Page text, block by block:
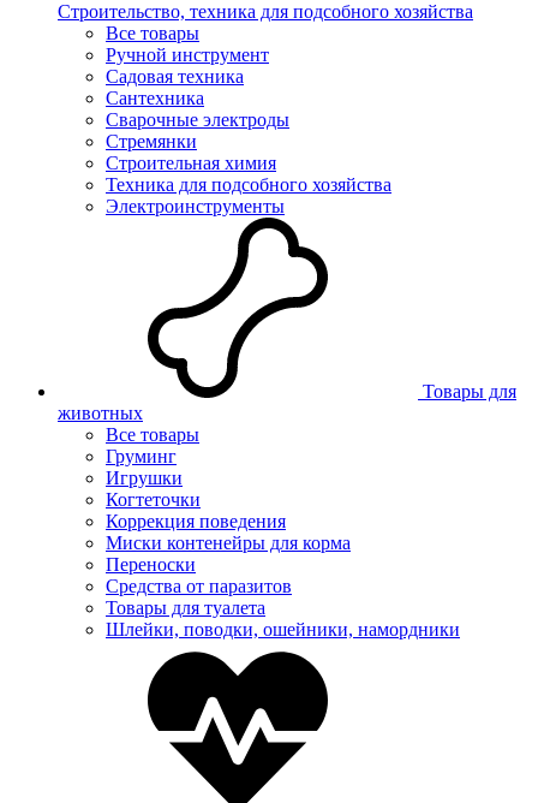
Строительство, техника для подсобного хозяйства
Все товары
Ручной инструмент
Садовая техника
Сантехника
Сварочные электроды
Стремянки
Строительная химия
Техника для подсобного хозяйства
Электроинструменты
Товары для
животных
Все товары
Груминг
Игрушки
Когтеточки
Коррекция поведения
Миски контенейры для корма
Переноски
Средства от паразитов
Товары для туалета
Шлейки, поводки, ошейники, намордники